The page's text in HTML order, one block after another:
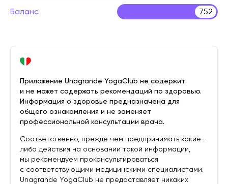
Баланс 752
Приложение Unagrande YogaClub не содержит
и не может содержать рекомендаций по здоровью.
Информация о здоровье предназначена для
общего ознакомления и не заменяет
профессиональной консультации врача.
Соответственно, прежде чем предпринимать какие-
либо действия на основании такой информации,
мы рекомендуем проконсультироваться
с соответствующими медицинскими специалистами.
Unagrande YogaClub не предоставляет никаких